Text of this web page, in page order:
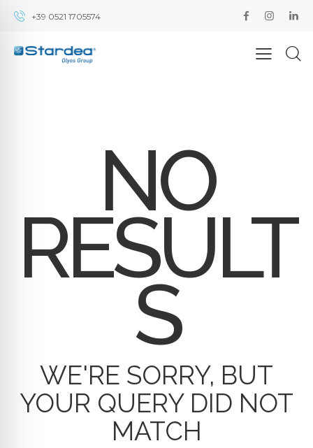
+39 0521 1705574
NO
RESULT
S
WE'RE SORRY, BUT
YOUR QUERY DID NOT
MATCH